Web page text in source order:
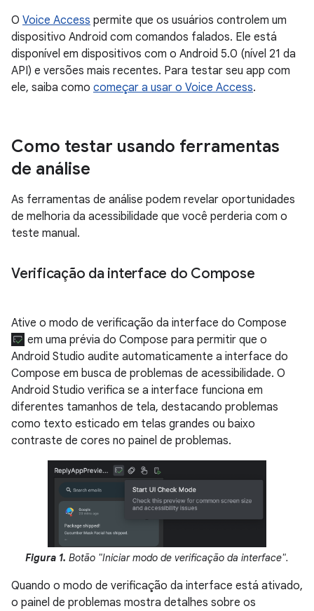
O Voice Access permite que os usuários controlem um
dispositivo Android com comandos falados. Ele está
disponível em dispositivos com o Android 5.0 (nível 21 da
API) e versões mais recentes. Para testar seu app com
ele, saiba como começar a usar o Voice Access.
Como testar usando ferramentas
de análise
As ferramentas de análise podem revelar oportunidades
de melhoria da acessibilidade que você perderia com o
teste manual.
Verificação da interface do Compose
Ative o modo de verificação da interface do Compose
em uma prévia do Compose para permitir que o
Android Studio audite automaticamente a interface do
Compose em busca de problemas de acessibilidade. O
Android Studio verifica se a interface funciona em
diferentes tamanhos de tela, destacando problemas
como texto esticado em telas grandes ou baixo
contraste de cores no painel de problemas.
Figura 1. Botão "Iniciar modo de verificação da interface".
Quando o modo de verificação da interface está ativado,
o painel de problemas mostra detalhes sobre os